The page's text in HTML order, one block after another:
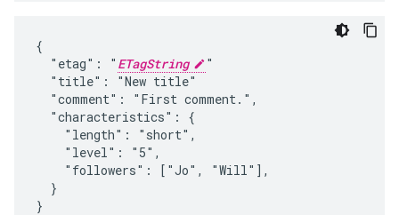
{
  "etag": "
ETagString
"
  "title": "New title"
  "comment": "First comment.",
  "characteristics": {
    "length": "short",
    "level": "5",
    "followers": ["Jo", "Will"],
  }
}